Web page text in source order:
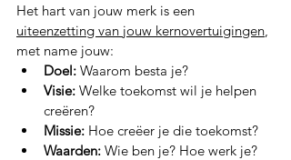
Het hart van jouw merk is een
uiteenzetting van jouw kernovertuigingen,
met name jouw:
Doel: Waarom besta je?
Visie: Welke toekomst wil je helpen
creëren?
Missie: Hoe creëer je die toekomst?
Waarden: Wie ben je? Hoe werk je?